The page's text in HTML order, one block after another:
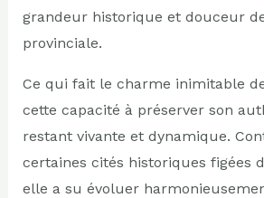
grandeur historique et douceur
provinciale.
Ce qui fait le charme inimitable de
cette capacité à préserver son
restant vivante et dynamique.
certaines cités historiques figées
elle a su évoluer